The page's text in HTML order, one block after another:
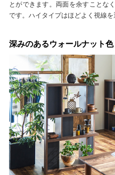
とができます。両面を余すことな
です。ハイタイプはほどよく視線を
深みのあるウォールナット色